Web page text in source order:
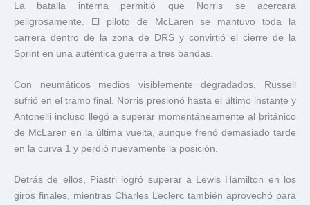
La batalla interna permitió que Norris se acercara
peligrosamente. El piloto de McLaren se mantuvo toda la
carrera dentro de la zona de DRS y convirtió el cierre de la
Sprint en una auténtica guerra a tres bandas.
Con neumáticos medios visiblemente degradados, Russell
sufrió en el tramo final. Norris presionó hasta el último instante y
Antonelli incluso llegó a superar momentáneamente al británico
de McLaren en la última vuelta, aunque frenó demasiado tarde
en la curva 1 y perdió nuevamente la posición.
Detrás de ellos, Piastri logró superar a Lewis Hamilton en los
giros finales, mientras Charles Leclerc también aprovechó para